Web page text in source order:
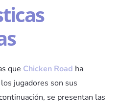
que Chicken Road ha
jugadores son sus
se presentan las